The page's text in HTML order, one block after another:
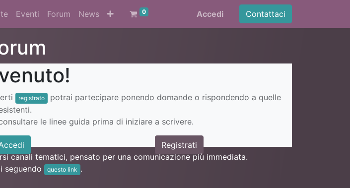
Eventi Forum News 0 Accedi Contattaci
registrato
potrai partecipare ponendo domande o rispondendo a quelle
le linee guida prima di iniziare a scrivere.
Registrati
canali tematici, pensato per una comunicazione più immediata.
seguendo
questo link .